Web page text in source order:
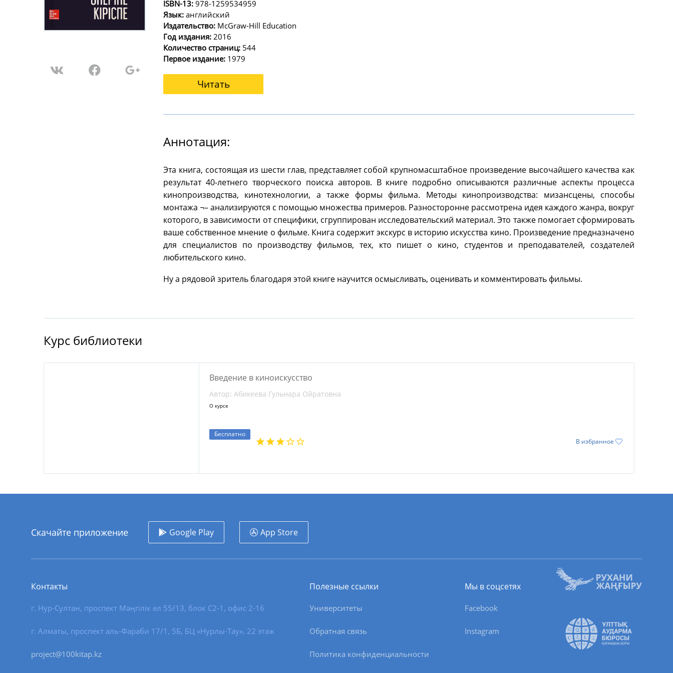
ISBN-13: 978-1259534959
Язык: английский
Издательство: McGraw-Hill Education
Год издания: 2016
Количество страниц: 544
Первое издание: 1979
Читать
Аннотация:
Эта книга, состоящая из шести глав, представляет собой крупномасштабное произведение высочайшего качества как
результат 40-летнего творческого поиска авторов. В книге подробно описываются различные аспекты процесса
кинопроизводства, кинотехнологии, а также формы фильма. Методы кинопроизводства: мизансцены, способы
монтажа ¬– анализируются с помощью множества примеров. Разносторонне рассмотрена идея каждого жанра, вокруг
которого, в зависимости от специфики, сгруппирован исследовательский материал. Это также помогает сформировать
ваше собственное мнение о фильме. Книга содержит экскурс в историю искусства кино. Произведение предназначено
для специалистов по производству фильмов, тех, кто пишет о кино, студентов и преподавателей, создателей
любительского кино.
Ну а рядовой зритель благодаря этой книге научится осмысливать, оценивать и комментировать фильмы.
Курс библиотеки
Введение в киноискусство
Автор: Абикеева Гульнара Ойратовна
О курсе
Бесплатно
В избранное
Скачайте приложение Google Play App Store
Контакты
г. Нур-Султан, проспект Мәңгілік ел 55/13, блок С2-1, офис 2-16
г. Алматы, проспект аль-Фараби 17/1, 5Б, БЦ «Нурлы-Тау», 22 этаж
project@100kitap.kz
Полезные ссылки
Университеты
Обратная связь
Политика конфиденциальности
Мы в соцсетях
Facebook
Instagram